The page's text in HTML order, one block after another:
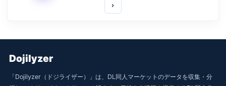
›
Dojilyzer
「Dojilyzer（ドジライザー）」は、DL同人マーケットのデータを収集・分